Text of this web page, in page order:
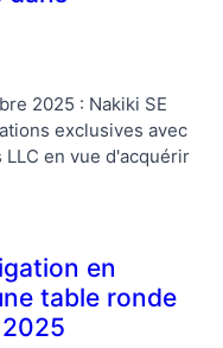
2025 : Nakiki SE
exclusives avec
en vue d'acquérir
en
table ronde